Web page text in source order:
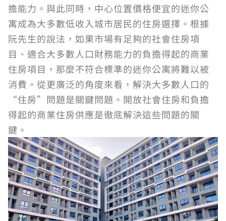
擔能力。與此同時，中心位置價格便宜的迷你公
寓成為大多數低收入城市居民的住房選擇。根據
阮先生的說法，如果市場有足夠的社會住房項
目、適合大多數人口財務能力的負擔得起的商業
住房項目，那麼不符合標準的迷你公寓將難以被
消費。從更廣泛的角度來看，解決大多數人口的
“住房”問題是關鍵問題。開放社會住房和負擔
得起的商業住房供應是徹底解決這些問題的關
鍵。